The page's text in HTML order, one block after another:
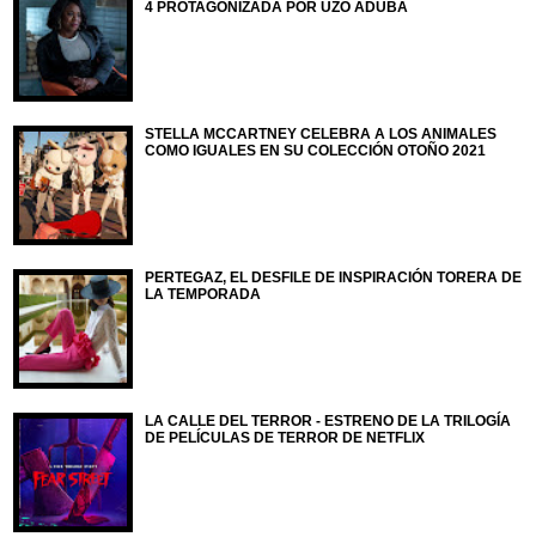
4 PROTAGONIZADA POR UZO ADUBA
STELLA MCCARTNEY CELEBRA A LOS ANIMALES
COMO IGUALES EN SU COLECCIÓN OTOÑO 2021
PERTEGAZ, EL DESFILE DE INSPIRACIÓN TORERA DE
LA TEMPORADA
LA CALLE DEL TERROR - ESTRENO DE LA TRILOGÍA
DE PELÍCULAS DE TERROR DE NETFLIX